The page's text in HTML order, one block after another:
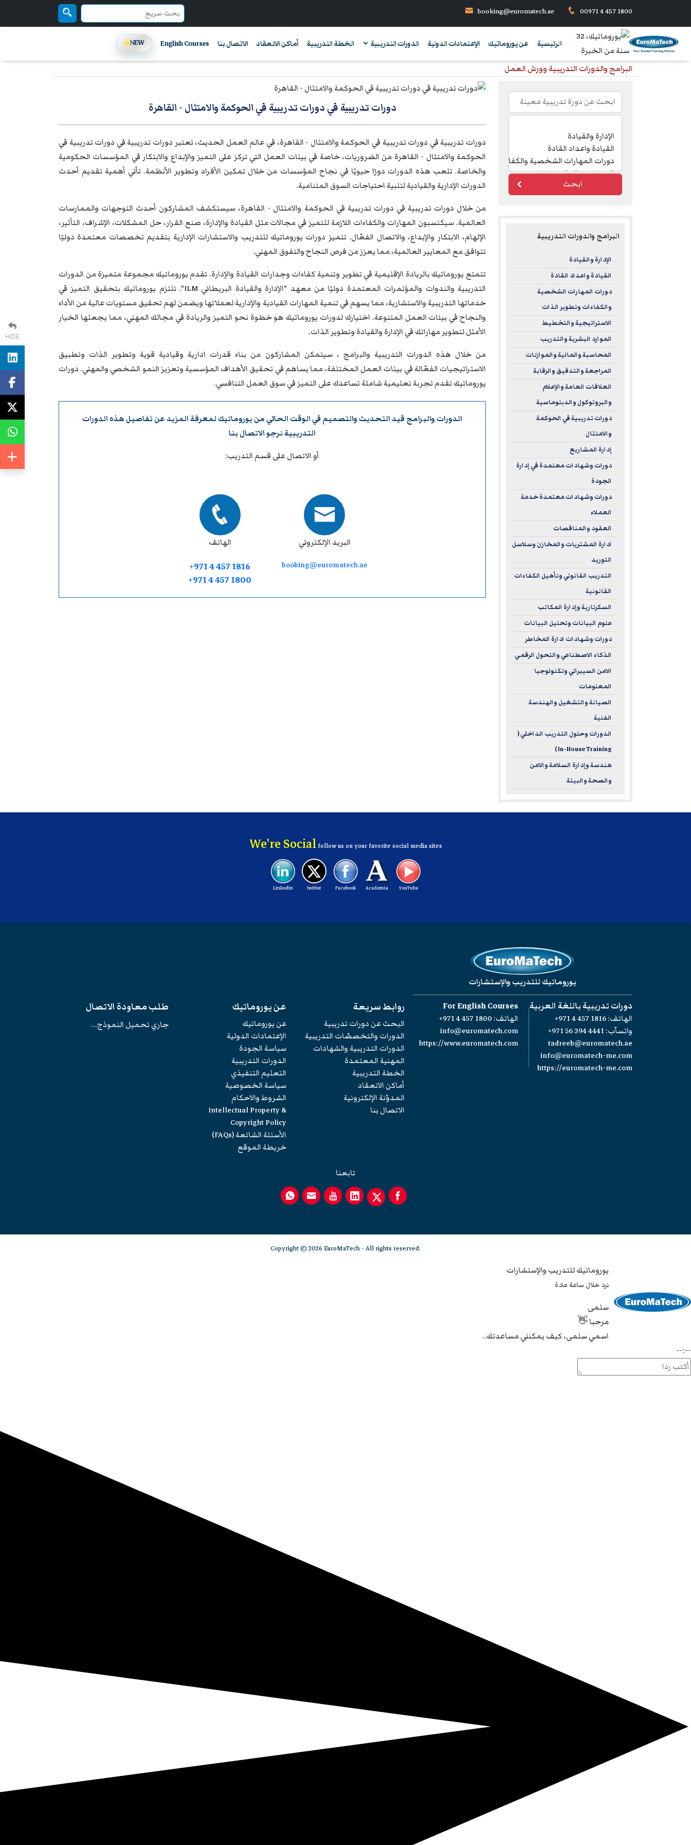
00971 4 457 1800
booking@euromatech.ae
الرئيسية عن يوروماتيك الإعتمادات الدولية الدورات التدريبية الخطة التدريبية أماكن الانعقاد الاتصال بنا English Courses
NEW
البرامج والدورات التدريبية وورش العمل
دورات تدريبية في دورات تدريبية في الحوكمة والامتثال - القاهرة
دورات تدريبية في دورات تدريبية في الحوكمة والامتثال - القاهرة، في عالم العمل الحديث، تعتبر دورات تدريبية في دورات تدريبية في
الحوكمة والامتثال - القاهرة من الضروريات، خاصة في بيئات العمل التي تركز على التميز والإبداع والابتكار في المؤسسات الحكومية
والخاصة. تلعب هذه الدورات دورًا حيويًا في نجاح المؤسسات من خلال تمكين الأفراد وتطوير الأنظمة. تأتي أهمية تقديم أحدث
الدورات الإدارية والقيادية لتلبية احتياجات السوق المتنامية.
من خلال دورات تدريبية في دورات تدريبية في الحوكمة والامتثال - القاهرة، سيستكشف المشاركون أحدث التوجهات والممارسات
العالمية. سيكتسبون المهارات والكفاءات اللازمة للتميز في مجالات مثل القيادة والإدارة، صنع القرار، حل المشكلات، الإشراف، التأثير،
الإلهام، الابتكار والإبداع، والاتصال الفعّال. تتميز دورات يوروماتيك للتدريب والاستشارات الإدارية بتقديم تخصصات معتمدة دوليًا
تتوافق مع المعايير العالمية، مما يعزز من فرص النجاح والتفوق المهني.
تتمتع يوروماتيك بالريادة الإقليمية في تطوير وتنمية كفاءات وجدارات القيادة والإدارة. تقدم يوروماتيك مجموعة متميزة من الدورات
التدريبية والندوات والمؤتمرات المعتمدة دوليًا من معهد "الإدارة والقيادة البريطاني ILM". تلتزم يوروماتيك بتحقيق التميز في
خدماتها التدريبية والاستشارية، مما يسهم في تنمية المهارات القيادية والإدارية لعملائها ويضمن لهم تحقيق مستويات عالية من الأداء
والنجاح في بيئات العمل المتنوعة. اختيارك لدورات يوروماتيك هو خطوة نحو التميز والريادة في مجالك المهني، مما يجعلها الخيار
الأمثل لتطوير مهاراتك في الإدارة والقيادة وتطوير الذات.
من خلال هذه الدورات التدريبية والبرامج ، سيتمكن المشاركون من بناء قدرات ادارية وقيادية قوية وتطوير الذات وتطبيق
الاستراتيجيات الفعّالة في بيئات العمل المختلفة، مما يساهم في تحقيق الأهداف المؤسسية وتعزيز النمو الشخصي والمهني. دورات
يوروماتيك تقدم تجربة تعليمية شاملة تساعدك على التميز في سوق العمل التنافسي.
الدورات والبرامج قيد التحديث والتصميم في الوقت الحالي منيوروماتيكلمعرفة المزيد عن تفاصيل هذه الدورات
التدريبية نرجوالاتصال بنا
أو الاتصال على قسم التدريب:
البريد الإلكتروني
booking@euromatech.ae
الهاتف
+971 4 457 1816
+971 4 457 1800
ابحث
البرامج والدورات التدريبية
الإدارة والقيادة
القيادة واعداد القادة
دورات المهارات الشخصية
والكفاءات وتطوير الذات
الاستراتيجية والتخطيط
الموارد البشرية والتدريب
المحاسبة والمالية والموازنات
المراجعة والتدقيق والرقابة
العلاقات العامة والإعلام
والبروتوكول والدبلوماسية
دورات تدريبية في الحوكمة
والامتثال
إدارة المشاريع
دورات وشهادات معتمدة في إدارة
الجودة
دورات وشهادات معتمدة خدمة
العملاء
العقود والمناقصات
ادارة المشتريات والمخازن وسلاسل
التوريد
التدريب القانوني وتأهيل الكفاءات
القانونية
السكرتارية وإدارة المكاتب
علوم البيانات وتحليل البيانات
دورات وشهادات ادارة المخاطر
الذكاء الاصطناعي والتحول الرقمي
الامن السيبراني وتكنولوجيا
المعلومات
الصيانة والتشغيل والهندسة
الفنية
الدورات وحلول التدريب الداخلي (
In-House Training )
هندسة وإدارة السلامة والامن
والصحة والبيئة
We're Socialfollow us on your favorite social media sites
YouTube
Academia
Facebook
twitter
Linkedin
يوروماتيك للتدريب والإستشارات
دورات تدريبية باللغة العربية
الهاتف:+971 4 457 1816
واتسآب:+971 56 394 4441
tadreeb@euromatech.ae
info@euromatech-me.com
https://euromatech-me.com
For English Courses
الهاتف: +971 4 457 1800
info@euromatech.com
https://www.euromatech.com
روابط سريعة
البحث عن دورات تدريبية
الدورات والتخصصّات التدريبية
الدورات التدريبية والشهادات
المهنية المعتمدة
الخطة التدريبية
أماكن الانعقاد
المدوّنة الإلكترونية
الاتصال بنا
عن يوروماتيك
عن يوروماتيك
الإعتمادات الدولية
سياسة الجودة
الدورات التدريبية
التعليم التنفيذي
سياسة الخصوصية
الشروط والاحكام
Intellectual Property &
Copyright Policy
الأسئلة الشائعة (FAQs)
خريطة الموقع
طلب معاودة الاتصال
جاري تحميل النموذج...
تابعنا
Copyright © 2026 EuroMaTech - All rights reserved.
HIDE
يوروماتيك للتدريب والإستشارات
نرد خلال ساعة عادة
سلمى
مرحبا 👋
اسمي سلمى، كيف يمكنني مساعدتك..
--:--